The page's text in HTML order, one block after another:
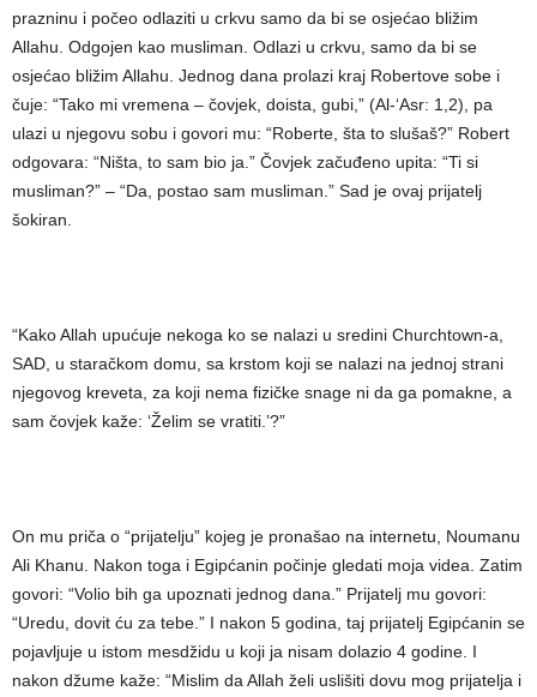
prazninu i počeo odlaziti u crkvu samo da bi se osjećao bližim
Allahu. Odgojen kao musliman. Odlazi u crkvu, samo da bi se
osjećao bližim Allahu. Jednog dana prolazi kraj Robertove sobe i
čuje: “Tako mi vremena – čovjek, doista, gubi,” (Al-‘Asr: 1,2), pa
ulazi u njegovu sobu i govori mu: “Roberte, šta to slušaš?” Robert
odgovara: “Ništa, to sam bio ja.” Čovjek začuđeno upita: “Ti si
musliman?” – “Da, postao sam musliman.” Sad je ovaj prijatelj
šokiran.
“Kako Allah upućuje nekoga ko se nalazi u sredini Churchtown-a,
SAD, u staračkom domu, sa krstom koji se nalazi na jednoj strani
njegovog kreveta, za koji nema fizičke snage ni da ga pomakne, a
sam čovjek kaže: ‘Želim se vratiti.’?”
On mu priča o “prijatelju” kojeg je pronašao na internetu, Noumanu
Ali Khanu. Nakon toga i Egipćanin počinje gledati moja videa. Zatim
govori: “Volio bih ga upoznati jednog dana.” Prijatelj mu govori:
“Uredu, dovit ću za tebe.” I nakon 5 godina, taj prijatelj Egipćanin se
pojavljuje u istom mesdžidu u koji ja nisam dolazio 4 godine. I
nakon džume kaže: “Mislim da Allah želi uslišiti dovu mog prijatelja i